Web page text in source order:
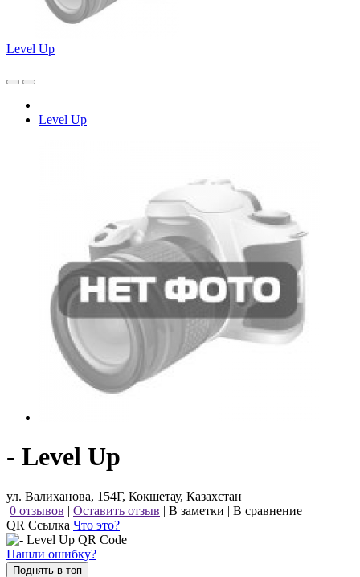
Level Up
Level Up
- Level Up
ул. Валиханова, 154Г, Кокшетау, Казахстан
0 отзывов | Оставить отзыв | В заметки | В сравнение
QR Ссылка Что это?
Нашли ошибку?
Поднять в топ